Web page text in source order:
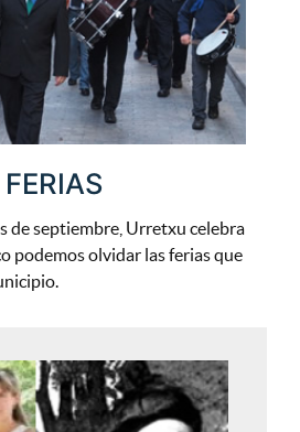
de septiembre, Urretxu celebra
podemos olvidar las ferias que